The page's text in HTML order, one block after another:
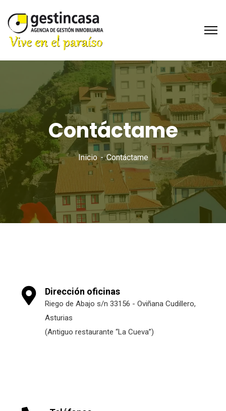
Contáctame
Inicio Contáctame
Dirección oficinas
Riego de Abajo s/n 33156 - Oviñana Cudillero,
Asturias
(Antiguo restaurante “La Cueva”)